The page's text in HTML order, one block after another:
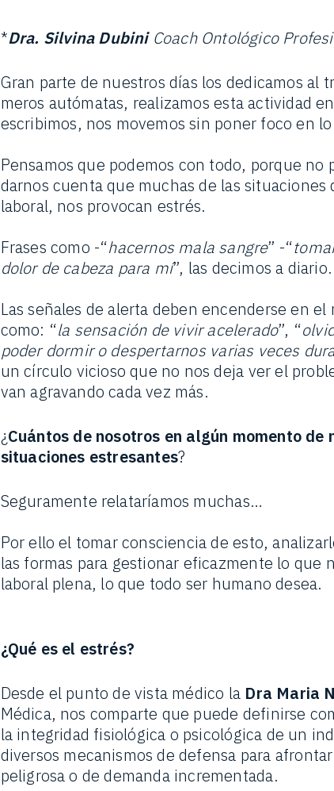
*Dra. Silvina DubiniCoach Ontológico
Gran parte de nuestros días los dedicamos al
meros autómatas, realizamos esta actividad
escribimos, nos movemos sin poner foco en
Pensamos que podemos con todo, porque no
darnos cuenta que muchas de las
laboral, nos provocan estrés.
Frases como -“hacernos mala sangre” -“
dolor de cabeza para mí”, las decimos a diario.
Las señales de alerta deben encenderse en
como: “la sensación de vivir acelerado”, “
poder dormir o despertarnos varias veces
un círculo vicioso que no nos deja ver el
van agravando cada vez más.
¿Cuántos de nosotros en algún momento
situaciones estresantes?
Seguramente relataríamos muchas…
Por ello el tomar consciencia de esto,
las formas para gestionar eficazmente lo
laboral plena, lo que todo ser humano desea.
¿Qué es el estrés?
Desde el punto de vista médico la Dra Maria
Médica, nos comparte que puede definirse
la integridad fisiológica o psicológica de un
diversos mecanismos de defensa para
peligrosa o de demanda incrementada.